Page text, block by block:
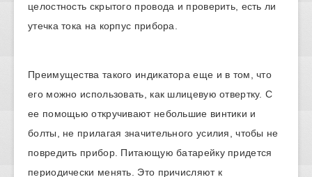
целостность скрытого провода и проверить, есть ли
утечка тока на корпус прибора.
Преимущества такого индикатора еще и в том, что
его можно использовать, как шлицевую отвертку. С
ее помощью откручивают небольшие винтики и
болты, не прилагая значительного усилия, чтобы не
повредить прибор. Питающую батарейку придется
периодически менять. Это причисляют к